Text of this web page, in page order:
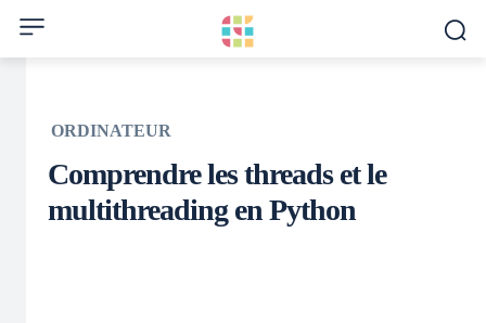
ORDINATEUR
Comprendre les threads et le
multithreading en Python